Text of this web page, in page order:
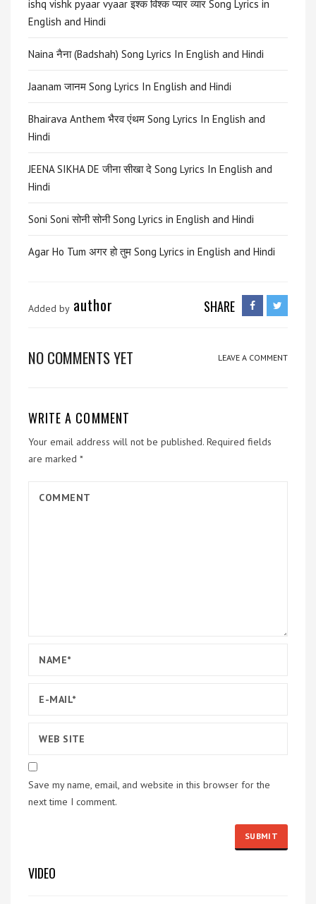
ishq vishk pyaar vyaar इश्क विश्क प्यार व्यार Song Lyrics in
English and Hindi
Naina नैना (Badshah) Song Lyrics In English and Hindi
Jaanam जानम Song Lyrics In English and Hindi
Bhairava Anthem भैरव एंथम Song Lyrics In English and
Hindi
JEENA SIKHA DE जीना सीखा दे Song Lyrics In English and
Hindi
Soni Soni सोनी सोनी Song Lyrics in English and Hindi
Agar Ho Tum अगर हो तुम Song Lyrics in English and Hindi
Added by author SHARE
NO COMMENTS YET LEAVE A COMMENT
WRITE A COMMENT
Your email address will not be published. Required fields
are marked *
Save my name, email, and website in this browser for the
next time I comment.
VIDEO